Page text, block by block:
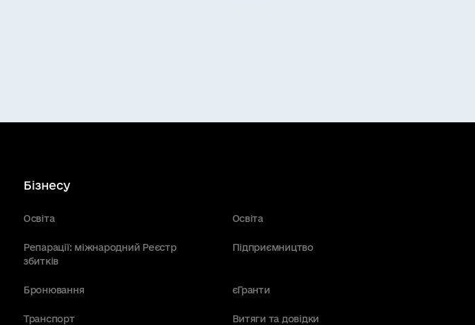
Бізнесу
Освіта Освіта
Репарації: міжнародний Реєстр
збитків
Підприємництво
Бронювання єГранти
Транспорт Витяги та довідки